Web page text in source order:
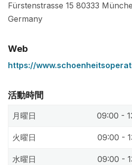
Fürstenstrasse 15 80333
Germany
Web
https://
活動時間
月曜日 09:00 -
火曜日 09:00 -
水曜日 09:00 -